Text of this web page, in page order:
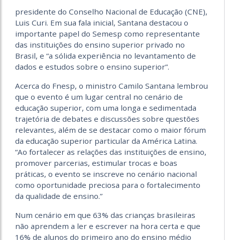
presidente do Conselho Nacional de Educação (CNE),
Luis Curi. Em sua fala inicial, Santana destacou o
importante papel do Semesp como representante
das instituições do ensino superior privado no
Brasil, e “a sólida experiência no levantamento de
dados e estudos sobre o ensino superior”.
Acerca do Fnesp, o ministro Camilo Santana lembrou
que o evento é um lugar central no cenário de
educação superior, com uma longa e sedimentada
trajetória de debates e discussões sobre questões
relevantes, além de se destacar como o maior fórum
da educação superior particular da América Latina.
“Ao fortalecer as relações das instituições de ensino,
promover parcerias, estimular trocas e boas
práticas, o evento se inscreve no cenário nacional
como oportunidade preciosa para o fortalecimento
da qualidade de ensino.”
Num cenário em que 63% das crianças brasileiras
não aprendem a ler e escrever na hora certa e que
16% de alunos do primeiro ano do ensino médio